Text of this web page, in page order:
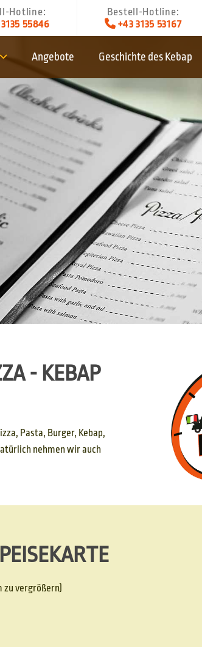
Hotline:
55846
Bestell-Hotline:
 +43 3135 53167
Angebote Geschichte des Kebap
- KEBAP
Pasta, Burger, Kebap,
nehmen wir auch
zu vergrößern)